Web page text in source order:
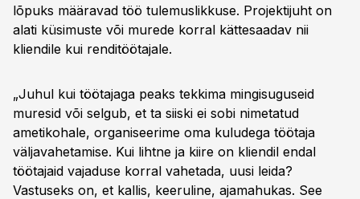
lõpuks määravad töö tulemuslikkuse. Projektijuht on
alati küsimuste või murede korral kättesaadav nii
kliendile kui renditöötajale.
„Juhul kui töötajaga peaks tekkima mingisuguseid
muresid või selgub, et ta siiski ei sobi nimetatud
ametikohale, organiseerime oma kuludega töötaja
väljavahetamise. Kui lihtne ja kiire on kliendil endal
töötajaid vajaduse korral vahetada, uusi leida?
Vastuseks on, et kallis, keeruline, ajamahukas. See